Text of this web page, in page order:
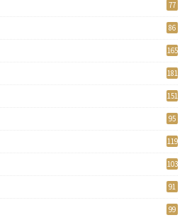
77
86
165
181
151
95
119
103
91
99